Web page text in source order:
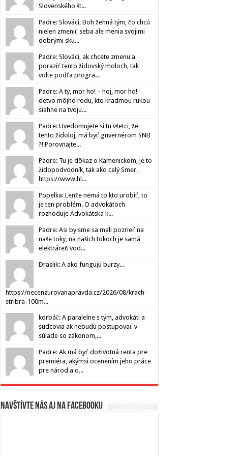
Slovenského št...
Padre: Slováci, Boh žehná tým, čo chcú
nielen zmeniť seba ale menia svojimi
dobrými sku...
Padre: Slováci, ak chcete zmenu a
poraziť tento židovský moloch, tak
volte podľa progra...
Padre: A ty, mor ho! – hoj, mor ho!
detvo môjho rodu, kto kradmou rukou
siahne na tvoju...
Padre: Uvedomujete si tu všetci, že
tento židoloj, má byť guvernérom SNB
?! Porovnajte...
Padre: Tu je dôkaz o Kamenickom, je to
židopodvodník, tak ako celý Smer.
https://www.hl...
Popelka: Lenže nemá to kto urobiť, to
je ten problém. O advokátoch
rozhoduje Advokátska k...
Padre: Asi by sme sa mali pozrieť na
naše toky, na našich tokoch je samá
elektráreň vod...
Draslik: A ako fungujú burzy...
https://necenzurovanapravda.cz/2026/08/krach-
stribra-100m...
korbáč: A paralelne s tým, advokáti a
sudcovia ak nebudú postupovať v
súlade so zákonom,...
Padre: Ak má byť doživotná renta pre
premiéra, akýmsi ocenením jeho práce
pre národ a o...
Navštívte nás aj na Facebooku